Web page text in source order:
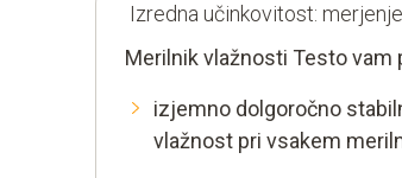
Izredna učinkovitost:
Merilnik vlažnosti Testo
izjemno dolgoročno
vlažnost pri vsakem